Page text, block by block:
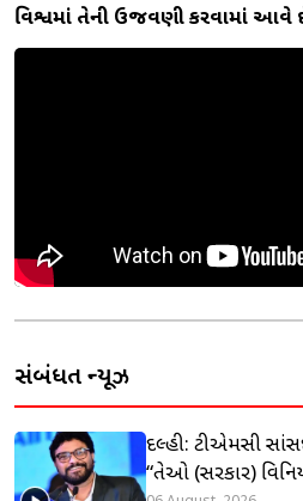
વિશ્વમાં તેની ઉજવણી કરવામાં આવે
સંબંધિત ન્યૂઝ
દિલ્હી: ટીએમસી
“તેઓ (સરકાર)